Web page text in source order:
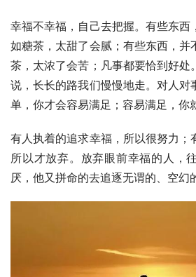
幸福不幸福，自己去把握。有些东西
如糖茶，太甜了会腻；有些东西，并
茶，太浓了会苦；凡事都要恰到好处
说，长长的路我们慢慢地走。对人对
单，你才会容易满足；容易满足，你
有人执着的追求幸福，所以很努力；
所以才放弃。放弃眼前幸福的人，
厌，他又拼命的去追逐无谓的、空幻